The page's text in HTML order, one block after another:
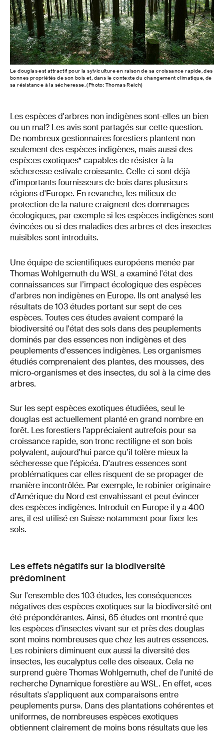
Le douglas est attractif pour la sylviculture en raison de sa croissance rapide, des
bonnes propriétés de son bois et, dans le contexte du changement climatique, de
sa résistance à la sécheresse. (Photo: Thomas Reich)
Les espèces d'arbres non indigènes sont-elles un bien
ou un mal? Les avis sont partagés sur cette question.
De nombreux gestionnaires forestiers plantent non
seulement des espèces indigènes, mais aussi des
espèces exotiques* capables de résister à la
sécheresse estivale croissante. Celle-ci sont déjà
d'importants fournisseurs de bois dans plusieurs
régions d'Europe. En revanche, les milieux de
protection de la nature craignent des dommages
écologiques, par exemple si les espèces indigènes sont
évincées ou si des maladies des arbres et des insectes
nuisibles sont introduits.
Une équipe de scientifiques européens menée par
Thomas Wohlgemuth du WSL a examiné l'état des
connaissances sur l’impact écologique des espèces
d'arbres non indigènes en Europe. Ils ont analysé les
résultats de 103 études portant sur sept de ces
espèces. Toutes ces études avaient comparé la
biodiversité ou l'état des sols dans des peuplements
dominés par des essences non indigènes et des
peuplements d'essences indigènes. Les organismes
étudiés comprenaient des plantes, des mousses, des
micro-organismes et des insectes, du sol à la cime des
arbres.
Sur les sept espèces exotiques étudiées, seul le
douglas est actuellement planté en grand nombre en
forêt. Les forestiers l’appréciaient autrefois pour sa
croissance rapide, son tronc rectiligne et son bois
polyvalent, aujourd'hui parce qu’il tolère mieux la
sécheresse que l'épicéa. D'autres essences sont
problématiques car elles risquent de se propager de
manière incontrôlée. Par exemple, le robinier originaire
d'Amérique du Nord est envahissant et peut évincer
des espèces indigènes. Introduit en Europe il y a 400
ans, il est utilisé en Suisse notamment pour fixer les
sols.
Les effets négatifs sur la biodiversité
prédominent
Sur l'ensemble des 103 études, les conséquences
négatives des espèces exotiques sur la biodiversité ont
été prépondérantes. Ainsi, 65 études ont montré que
les espèces d'insectes vivant sur et près des douglas
sont moins nombreuses que chez les autres essences.
Les robiniers diminuent eux aussi la diversité des
insectes, les eucalyptus celle des oiseaux. Cela ne
surprend guère Thomas Wohlgemuth, chef de l'unité de
recherche Dynamique forestière au WSL. En effet, «ces
résultats s'appliquent aux comparaisons entre
peuplements purs». Dans des plantations cohérentes et
uniformes, de nombreuses espèces exotiques
obtiennent clairement de moins bons résultats que les